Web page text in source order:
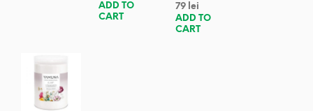
ADD TO
CART
79 lei
ADD TO
CART